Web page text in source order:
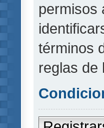
permisos
términos
reglas de